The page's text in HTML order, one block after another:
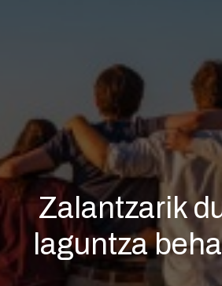
Zalantzarik
laguntza